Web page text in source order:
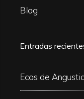
Blog
Entradas
Ecos de